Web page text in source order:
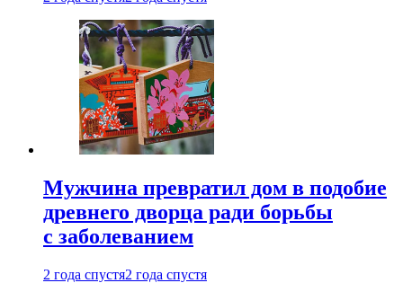
Мужчина превратил дом в подобие
древнего дворца ради борьбы
с заболеванием
2 года спустя2 года спустя